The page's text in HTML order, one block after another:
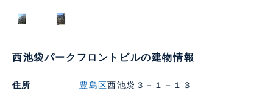
西池袋パークフロントビルの建物情報
住所 豊島区西池袋３－１－１３